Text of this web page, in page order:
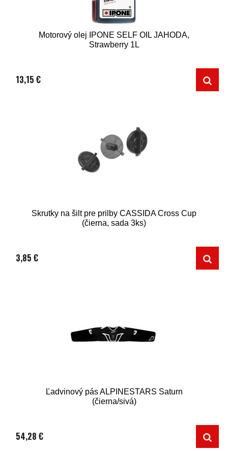
Motorový olej IPONE SELF OIL JAHODA,
Strawberry 1L
13,15 €
Skrutky na šilt pre prilby CASSIDA Cross Cup
(čierna, sada 3ks)
3,85 €
Ľadvinový pás ALPINESTARS Saturn
(čierna/sivá)
54,28 €